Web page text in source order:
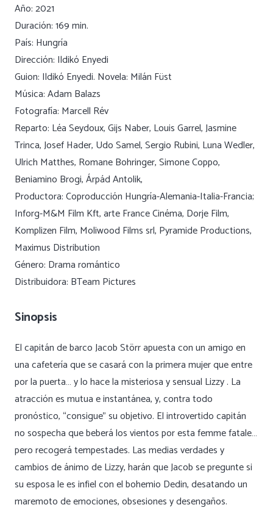
Año: 2021
Duración: 169 min.
País: Hungría
Dirección: Ildikó Enyedi
Guion: Ildikó Enyedi. Novela: Milán Füst
Música: Adam Balazs
Fotografía: Marcell Rév
Reparto: Léa Seydoux, Gijs Naber, Louis Garrel, Jasmine
Trinca, Josef Hader, Udo Samel, Sergio Rubini, Luna Wedler,
Ulrich Matthes, Romane Bohringer, Simone Coppo,
Beniamino Brogi, Árpád Antolik,
Productora: Coproducción Hungría-Alemania-Italia-Francia;
Inforg-M&M Film Kft, arte France Cinéma, Dorje Film,
Komplizen Film, Moliwood Films srl, Pyramide Productions,
Maximus Distribution
Género: Drama romántico
Distribuidora: BTeam Pictures
Sinopsis
El capitán de barco Jacob Störr apuesta con un amigo en
una cafetería que se casará con la primera mujer que entre
por la puerta… y lo hace la misteriosa y sensual Lizzy . La
atracción es mutua e instantánea, y, contra todo
pronóstico, “consigue” su objetivo. El introvertido capitán
no sospecha que beberá los vientos por esta femme fatale…
pero recogerá tempestades. Las medias verdades y
cambios de ánimo de Lizzy, harán que Jacob se pregunte si
su esposa le es infiel con el bohemio Dedin, desatando un
maremoto de emociones, obsesiones y desengaños.